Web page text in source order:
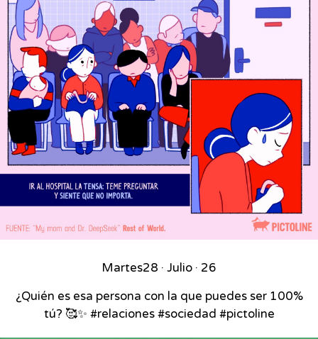
Martes28 · Julio · 26
¿Quién es esa persona con la que puedes ser 100%
tú? 🥰✨ #relaciones #sociedad #pictoline